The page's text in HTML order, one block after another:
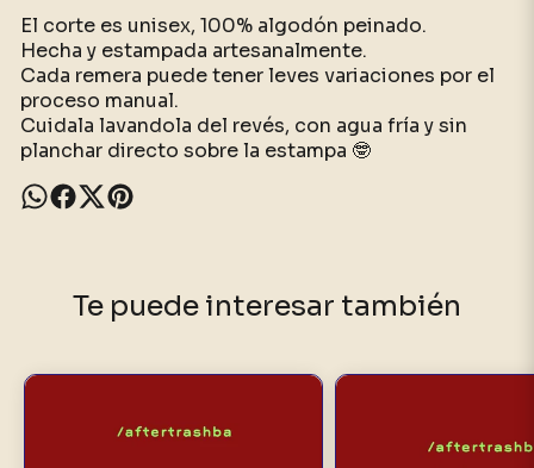
El corte es unisex, 100% algodón peinado.
Hecha y estampada artesanalmente.
Cada remera puede tener leves variaciones por el
proceso manual.
Cuidala lavandola del revés, con agua fría y sin
planchar directo sobre la estampa 🤓
Te puede interesar también